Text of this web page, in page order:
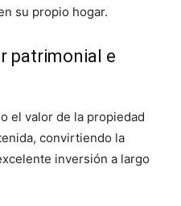
su propio hogar.
patrimonial e
el valor de la propiedad
convirtiendo la
inversión a largo